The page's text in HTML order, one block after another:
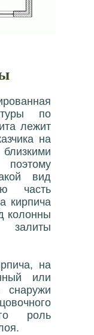
по
лежит
на
вид
часть
кирпича
колонны
на
или
снаружи
роль